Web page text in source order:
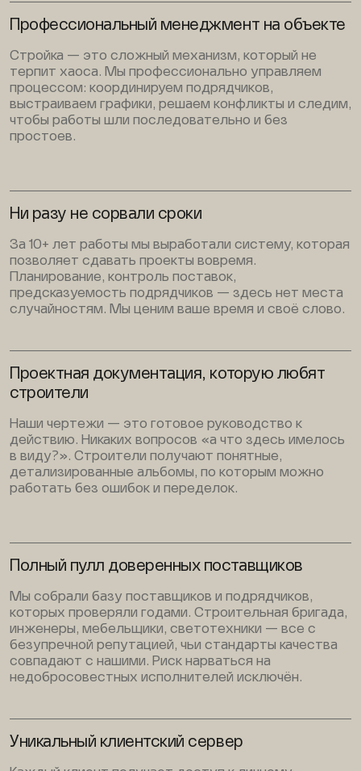
Профессиональный менеджмент на объекте
Стройка — это сложный механизм, который не
терпит хаоса. Мы профессионально управляем
процессом: координируем подрядчиков,
выстраиваем графики, решаем конфликты и следим,
чтобы работы шли последовательно и без
простоев.
Ни разу не сорвали сроки
За 10+ лет работы мы выработали систему, которая
позволяет сдавать проекты вовремя.
Планирование, контроль поставок,
предсказуемость подрядчиков — здесь нет места
случайностям. Мы ценим ваше время и своё слово.
Проектная документация, которую любят
строители
Наши чертежи — это готовое руководство к
действию. Никаких вопросов «а что здесь имелось
в виду?». Строители получают понятные,
детализированные альбомы, по которым можно
работать без ошибок и переделок.
Полный пулл доверенных поставщиков
Мы собрали базу поставщиков и подрядчиков,
которых проверяли годами. Строительная бригада,
инженеры, мебельщики, светотехники — все с
безупречной репутацией, чьи стандарты качества
совпадают с нашими. Риск нарваться на
недобросовестных исполнителей исключён.
Уникальный клиентский сервер